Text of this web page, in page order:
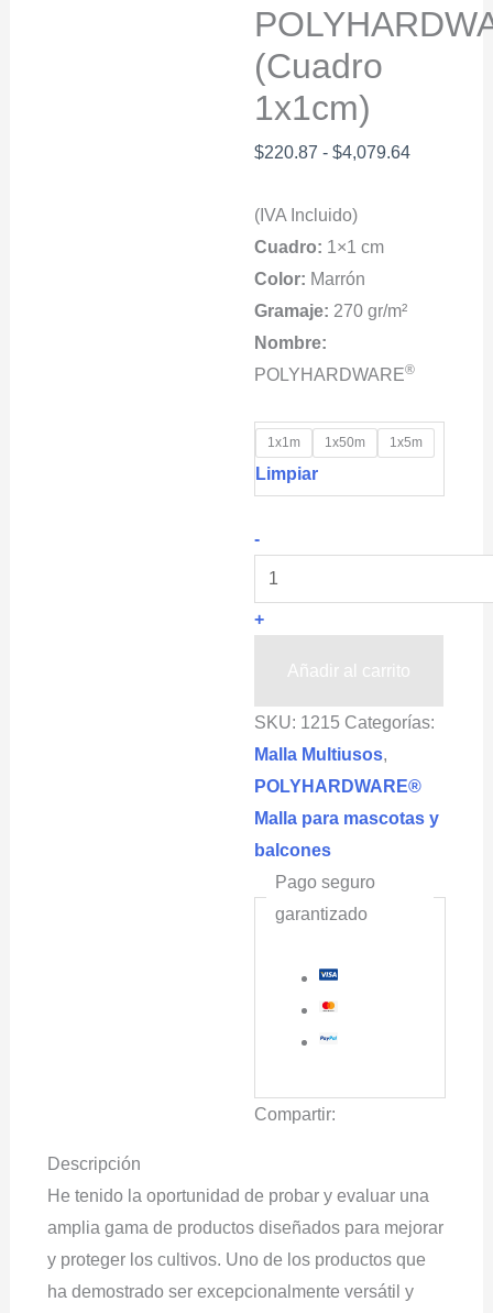
(Cuadro
1x1cm)
$220.87 - $4,079.64Rango
(IVA Incluido)
Cuadro: 1×1 cm
Color: Marrón
Gramaje: 270 gr/m²
Nombre:
POLYHARDWARE®
1x1m 1x50m 1x5m
Limpiar
-Malla
de
Plástico
Cuadrada
Multiusos,
Marrón
POLYHARDWARE®
(Cuadro
1x1cm)
cantidad
+
Añadir al carrito
SKU: 1215 Categorías:
Malla Multiusos,
POLYHARDWARE®
Malla para mascotas y
balcones
Pago seguro
garantizado
Compartir:
Descripción
He tenido la oportunidad de probar y evaluar una
amplia gama de productos diseñados para mejorar
y proteger los cultivos. Uno de los productos que
ha demostrado ser excepcionalmente versátil y